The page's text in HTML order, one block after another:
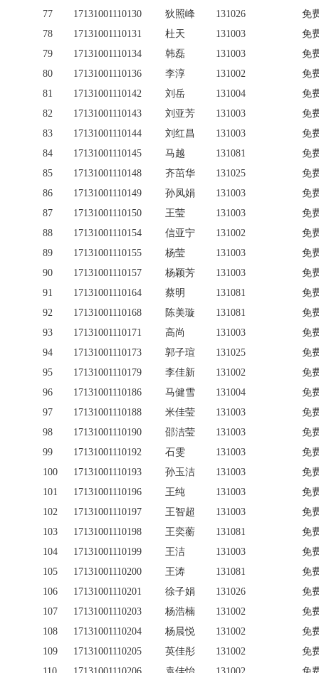
77
17131001110130 狄照峰 131026
免
78
17131001110131 杜天 131003
免
79
17131001110134 韩磊 131003
免
80
17131001110136 李淳 131002
免
81
17131001110142 刘岳 131004
免
82
17131001110143 刘亚芳 131003
免
83
17131001110144 刘红昌 131003
免
84
17131001110145 马越 131081
免
85
17131001110148 齐茁华 131025
免
86
17131001110149 孙凤娟 131003
免
87
17131001110150 王莹 131003
免
88
17131001110154 信亚宁 131002
免
89
17131001110155 杨莹 131003
免
90
17131001110157 杨颖芳 131003
免
91
17131001110164 蔡明 131081
免
92
17131001110168 陈美璇 131081
免
93
17131001110171 高尚 131003
免
94
17131001110173 郭子瑄 131025
免
95
17131001110179 李佳新 131002
免
96
17131001110186 马健雪 131004
免
97
17131001110188 米佳莹 131003
免
98
17131001110190 邵洁莹 131003
免
99
17131001110192 石雯 131003
免
100
17131001110193 孙玉洁 131003
免
101
17131001110196 王纯 131003
免
102
17131001110197 王智超 131003
免
103
17131001110198 王奕蘅 131081
免
104
17131001110199 王洁 131003
免
105
17131001110200 王涛 131081
免
106
17131001110201 徐子娟 131026
免
107
17131001110203 杨浩楠 131002
免
108
17131001110204 杨晨悦 131002
免
109
17131001110205 英佳彤 131002
免